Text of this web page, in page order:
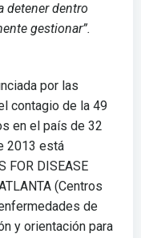
detener dentro
gestionar”.
por las
contagio de la 49
en el país de 32
2013 está
FOR DISEASE
(Centros
de
y orientación para